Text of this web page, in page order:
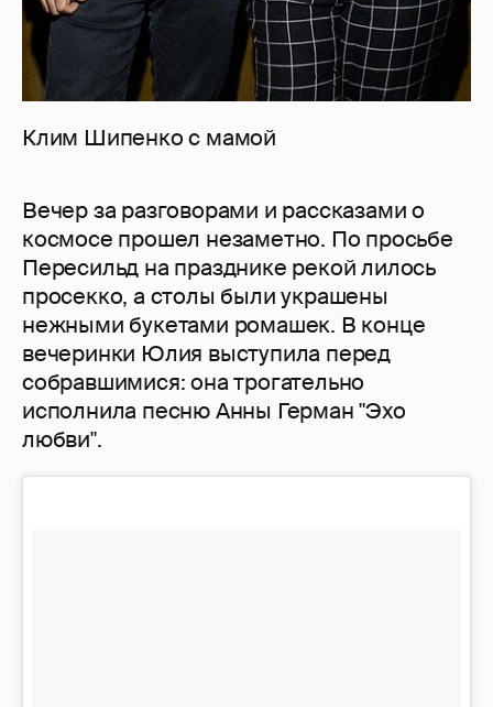
Клим Шипенко с мамой
Вечер за разговорами и рассказами о
космосе прошел незаметно. По просьбе
Пересильд на празднике рекой лилось
просекко, а столы были украшены
нежными букетами ромашек. В конце
вечеринки Юлия выступила перед
собравшимися: она трогательно
исполнила песню Анны Герман "Эхо
любви".